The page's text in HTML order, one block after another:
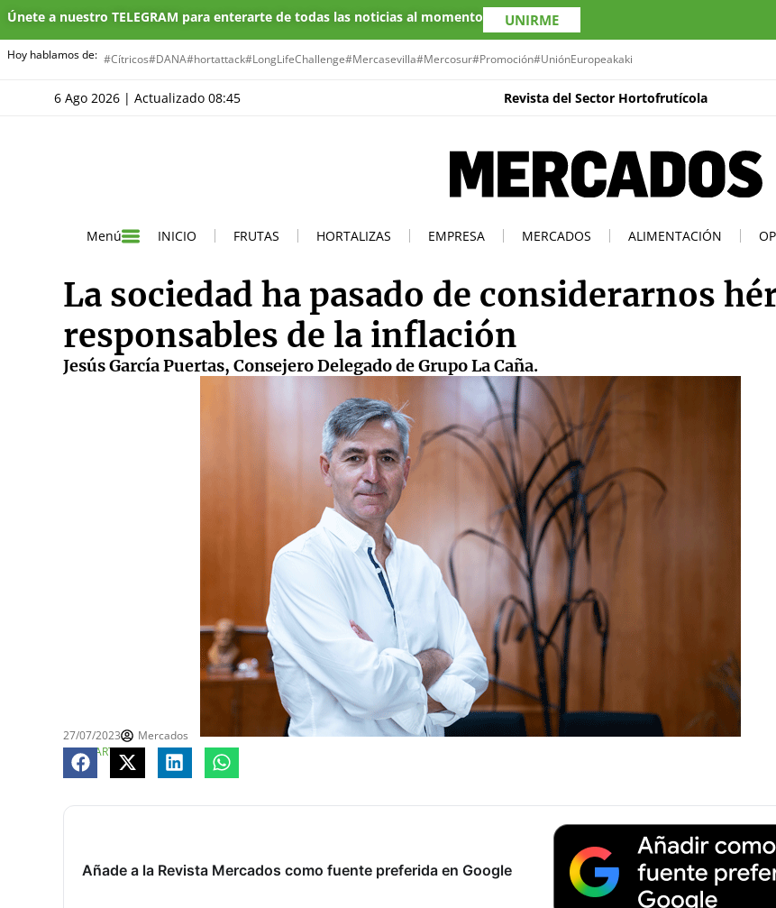
Únete a nuestro TELEGRAM para enterarte de todas las noticias al momento UNIRME
Hoy hablamos de: #Cítricos#DANA#hortattack#LongLifeChallenge#Mercasevilla#Mercosur#Promoción#UniónEuropeakaki
6 Ago 2026 | Actualizado 08:45 Revista del Sector Hortofrutícola
Menú INICIO FRUTAS HORTALIZAS EMPRESA MERCADOS ALIMENTACIÓN
La sociedad ha pasado de considerarnos
responsables de la inflación
Jesús García Puertas, Consejero Delegado de Grupo La Caña.
27/07/2023
Mercados
COMPARTE
Añade a la Revista Mercados como fuente preferida en Google